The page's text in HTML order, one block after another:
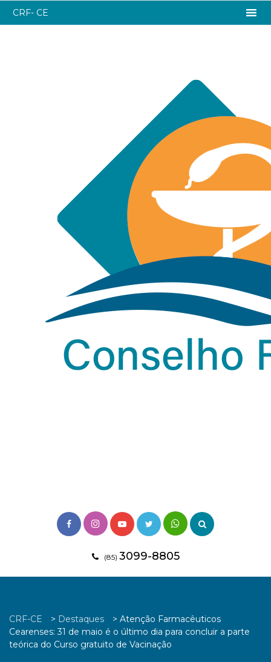
(85) 3099-8805
CRF- CE
CRF-CE > Destaques > Atenção Farmacêuticos
Cearenses: 31 de maio é o último dia para concluir a parte
teórica do Curso gratuito de Vacinação